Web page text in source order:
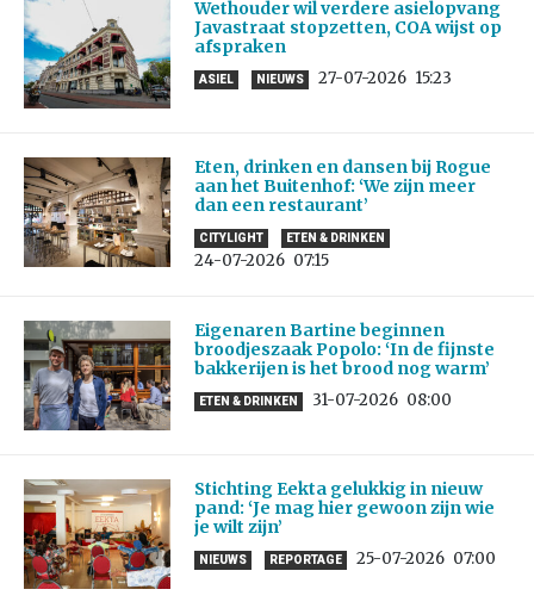
Wethouder wil verdere asielopvang
Javastraat stopzetten, COA wijst op
afspraken
ASIEL NIEUWS 27-07-2026 15:23
Eten, drinken en dansen bij Rogue
aan het Buitenhof: ‘We zijn meer
dan een restaurant’
CITYLIGHT ETEN & DRINKEN
24-07-2026 07:15
Eigenaren Bartine beginnen
broodjeszaak Popolo: ‘In de fijnste
bakkerijen is het brood nog warm’
ETEN & DRINKEN 31-07-2026 08:00
Stichting Eekta gelukkig in nieuw
pand: ‘Je mag hier gewoon zijn wie
je wilt zijn’
NIEUWS REPORTAGE 25-07-2026 07:00